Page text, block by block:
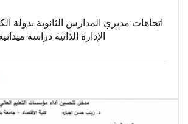
اتجاهات مديري المدارس الثانوية بدولة
الإدارة الذاتية دراسة